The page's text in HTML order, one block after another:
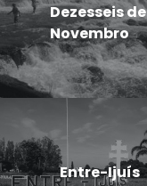
Dezesseis de
Novembro
Entre-Ijuís